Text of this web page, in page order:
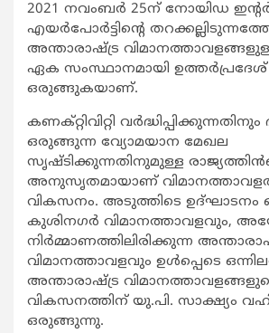
2021 നവംബര്‍ 25ന് നോയിഡ
എയര്‍പോര്‍ട്ടിന്റെ
അന്താരാഷ്ട്ര
ഏക സംസ്ഥാനമായി ഉത്തര്‍പ്രദേശ്
ഒരുങ്ങുകയാണ്.
കണക്റ്റിവിറ്റി
ഒരുങ്ങുന്ന വ്യോമയാന മേഖല
സൃഷ്ടിക്കുന്നതിനുമുള്ള
അനുസൃതമായാണ്
വികസനം. അടുത്തിടെ ഉദ്ഘാടനം
കുശിനഗര്‍ വിമാനത്താവളവും,
നിര്‍മ്മാണത്തിലിരിക്കുന്ന
വിമാനത്താവളവും ഉള്‍പ്പെടെ
അന്താരാഷ്ട്ര
വികസനത്തിന് യു.പി. സാക്ഷ്യം
ഒരുങ്ങുന്നു.